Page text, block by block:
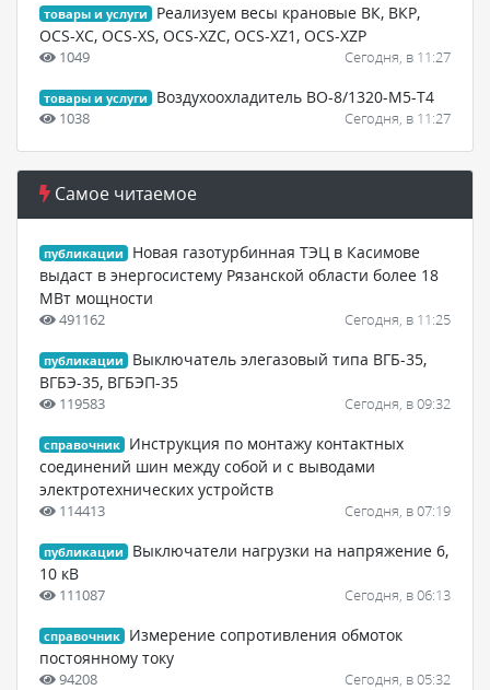
товары и услуги
Реализуем весы крановые ВК, ВКР,
OCS-XC, OCS-XS, OCS-XZС, OCS-XZ1, OCS-XZP
1049 Сегодня, в 11:27
товары и услуги Воздухоохладитель ВО-8/1320-М5-Т4
1038 Сегодня, в 11:27
Самое читаемое
публикации
Новая газотурбинная ТЭЦ в Касимове
выдаст в энергосистему Рязанской области более 18
МВт мощности
491162 Сегодня, в 11:25
публикации
Выключатель элегазовый типа ВГБ-35,
ВГБЭ-35, ВГБЭП-35
119583 Сегодня, в 09:32
справочник
Инструкция по монтажу контактных
соединений шин между собой и с выводами
электротехнических устройств
114413 Сегодня, в 07:19
публикации
Выключатели нагрузки на напряжение 6,
10 кВ
111087 Сегодня, в 06:13
справочник
Измерение сопротивления обмоток
постоянному току
94208 Сегодня, в 05:32